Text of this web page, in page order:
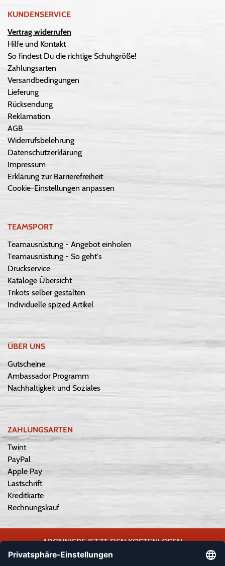
KUNDENSERVICE
Vertrag widerrufen
Hilfe und Kontakt
So findest Du die richtige Schuhgröße!
Zahlungsarten
Versandbedingungen
Lieferung
Rücksendung
Reklamation
AGB
Widerrufsbelehrung
Datenschutzerklärung
Impressum
Erklärung zur Barrierefreiheit
Cookie-Einstellungen anpassen
TEAMSPORT
Teamausrüstung - Angebot einholen
Teamausrüstung - So geht's
Druckservice
Kataloge Übersicht
Trikots selber gestalten
Individuelle spized Artikel
ÜBER UNS
Gutscheine
Ambassador Programm
Nachhaltigkeit und Soziales
ZAHLUNGSARTEN
Twint
PayPal
Apple Pay
Lastschrift
Kreditkarte
Rechnungskauf
ABONNIERE JETZT DEN KOSTENLOSEN
WEPLAYVOLLEYBALL-NEWSLETTER UND VERPASSE KEINE